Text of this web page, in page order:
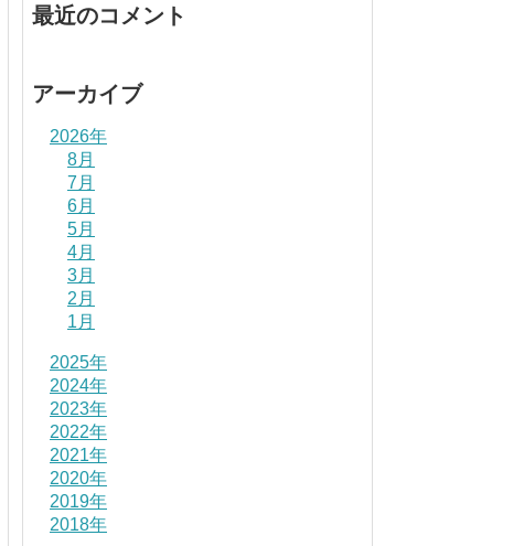
最近のコメント
アーカイブ
2026年
8月
7月
6月
5月
4月
3月
2月
1月
2025年
2024年
2023年
2022年
2021年
2020年
2019年
2018年